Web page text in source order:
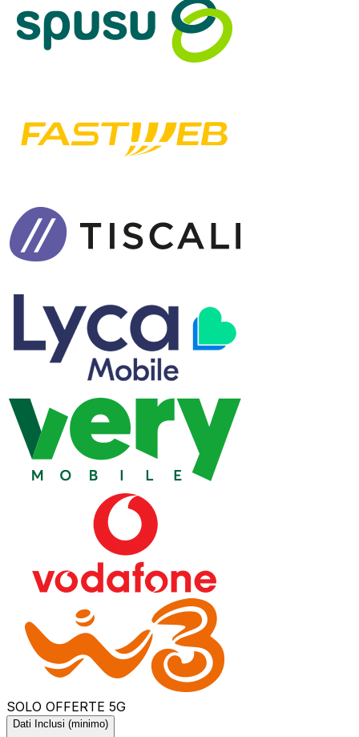
SOLO OFFERTE 5G
Dati Inclusi (minimo)